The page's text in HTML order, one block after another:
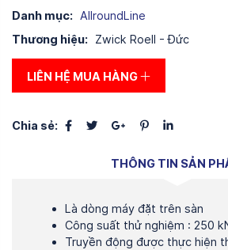
Danh mục: AllroundLine
Thương hiệu: Zwick Roell - Đức
LIÊN HỆ MUA HÀNG
Chia sẻ:
THÔNG TIN SẢN
Là dòng máy đặt trên sàn
Công suất thử nghiệm : 250
Truyền động được thực hiện